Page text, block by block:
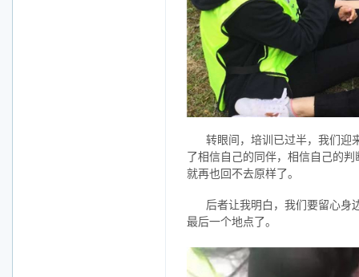
转眼间，培训已过半，我们迎
了相信自己的同伴，相信自己的
就再也回不去原样了。
后者让我明白，我们要留心身
最后一个地点了。